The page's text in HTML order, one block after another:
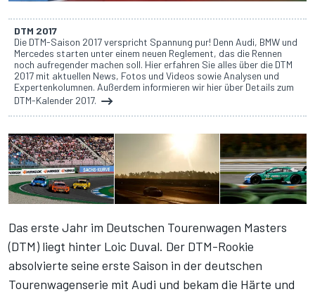
DTM 2017
Die DTM-Saison 2017 verspricht Spannung pur! Denn Audi, BMW und
Mercedes starten unter einem neuen Reglement, das die Rennen
noch aufregender machen soll. Hier erfahren Sie alles über die DTM
2017 mit aktuellen News, Fotos und Videos sowie Analysen und
Expertenkolumnen. Außerdem informieren wir hier über Details zum
DTM-Kalender 2017.
Das erste Jahr im Deutschen Tourenwagen Masters
(DTM) liegt hinter Loic Duval. Der DTM-Rookie
absolvierte seine erste Saison in der deutschen
Tourenwagenserie mit Audi und bekam die Härte und